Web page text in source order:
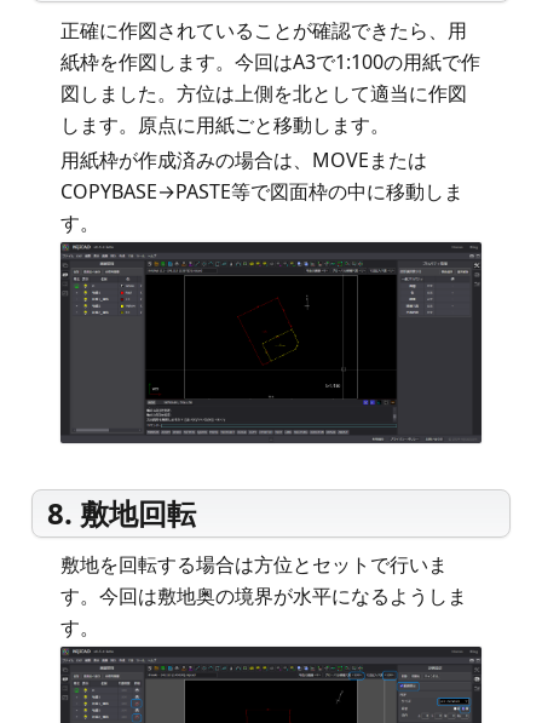
正確に作図されていることが確認できたら、用
紙枠を作図します。今回はA3で1:100の用紙で作
図しました。方位は上側を北として適当に作図
します。原点に用紙ごと移動します。
用紙枠が作成済みの場合は、MOVEまたは
COPYBASE→PASTE等で図面枠の中に移動しま
す。
8. 敷地回転
敷地を回転する場合は方位とセットで行いま
す。今回は敷地奥の境界が水平になるようしま
す。